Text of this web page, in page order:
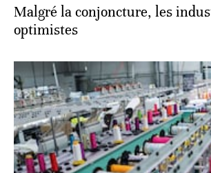
Malgré la conjoncture, les
optimistes